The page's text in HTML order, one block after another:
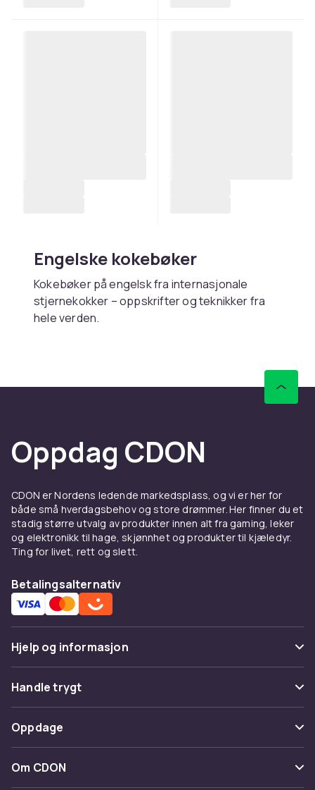
Engelske kokebøker
Kokebøker på engelsk fra internasjonale
stjernekokker – oppskrifter og teknikker fra
hele verden.
Oppdag CDON
CDON er Nordens ledende markedsplass, og vi er her for
både små hverdagsbehov og store drømmer. Her finner du et
stadig større utvalg av produkter innen alt fra gaming, leker
og elektronikk til hage, skjønnhet og produkter til kjæledyr.
Ting for livet, rett og slett.
Betalingsalternativ
Hjelp og informasjon
Vanlige spørsmål
Spor pakke
Angre & returner her
Kontakt oss
Handle trygt
Betaling
Levering
Oppdage
Kategorier
Om CDON